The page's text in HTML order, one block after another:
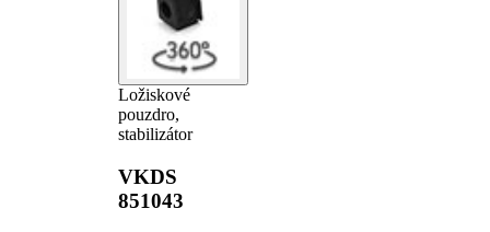
Ložiskové
pouzdro,
stabilizátor
VKDS
851043